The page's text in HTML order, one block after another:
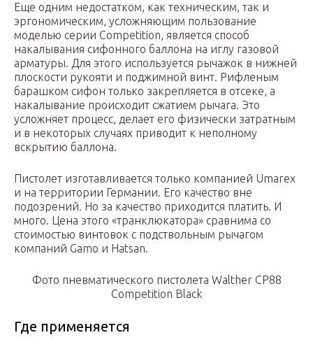
Еще одним недостатком, как техническим, так и
эргономическим, усложняющим пользование
моделью серии Competition, является способ
накалывания сифонного баллона на иглу газовой
арматуры. Для этого используется рычажок в нижней
плоскости рукояти и поджимной винт. Рифленым
барашком сифон только закрепляется в отсеке, а
накалывание происходит сжатием рычага. Это
усложняет процесс, делает его физически затратным
и в некоторых случаях приводит к неполному
вскрытию баллона.
Пистолет изготавливается только компанией Umarex
и на территории Германии. Его качество вне
подозрений. Но за качество приходится платить. И
много. Цена этого «транклюкатора» сравнима со
стоимостью винтовок с подствольным рычагом
компаний Gamo и Hatsan.
Фото пневматического пистолета Walther CP88
Competition Black
Где применяется